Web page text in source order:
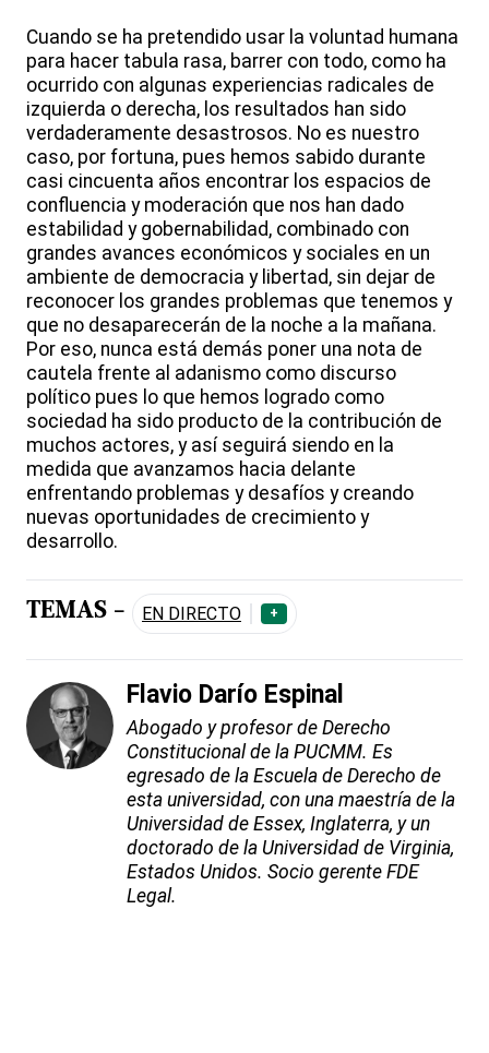
Cuando se ha pretendido usar la voluntad humana
para hacer tabula rasa, barrer con todo, como ha
ocurrido con algunas experiencias radicales de
izquierda o derecha, los resultados han sido
verdaderamente desastrosos. No es nuestro
caso, por fortuna, pues hemos sabido durante
casi cincuenta años encontrar los espacios de
confluencia y moderación que nos han dado
estabilidad y gobernabilidad, combinado con
grandes avances económicos y sociales en un
ambiente de democracia y libertad, sin dejar de
reconocer los grandes problemas que tenemos y
que no desaparecerán de la noche a la mañana.
Por eso, nunca está demás poner una nota de
cautela frente al adanismo como discurso
político pues lo que hemos logrado como
sociedad ha sido producto de la contribución de
muchos actores, y así seguirá siendo en la
medida que avanzamos hacia delante
enfrentando problemas y desafíos y creando
nuevas oportunidades de crecimiento y
desarrollo.
TEMAS - EN DIRECTO +
Flavio Darío Espinal
Abogado y profesor de Derecho
Constitucional de la PUCMM. Es
egresado de la Escuela de Derecho de
esta universidad, con una maestría de la
Universidad de Essex, Inglaterra, y un
doctorado de la Universidad de Virginia,
Estados Unidos. Socio gerente FDE
Legal.